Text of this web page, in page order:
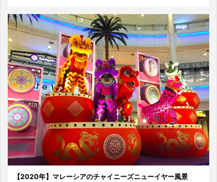
【2020年】マレーシアのチャイニーズニューイヤー風景